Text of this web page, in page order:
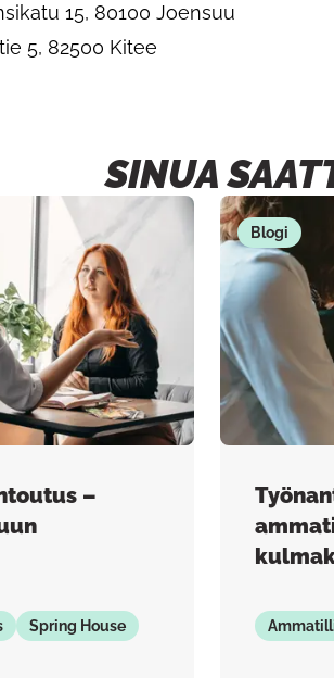
15, 80100 Joensuu
5, 82500 Kitee
SINUA
–
Spring House
Blogi